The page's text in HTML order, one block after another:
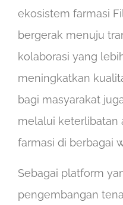
ekosistem farmasi
bergerak menuju
kolaborasi yang
meningkatkan
bagi masyarakat
melalui keterlibatan
farmasi di berbagai
Sebagai platform
pengembangan